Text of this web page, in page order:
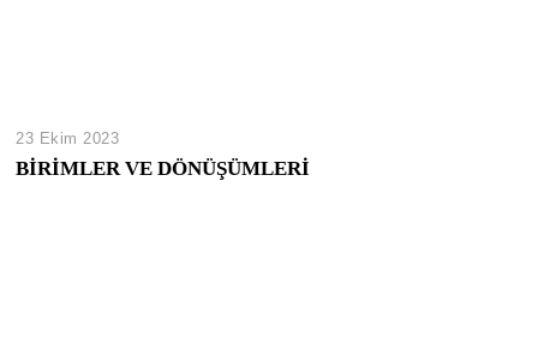
23 Ekim 2023
BİRİMLER VE DÖNÜŞÜMLERİ